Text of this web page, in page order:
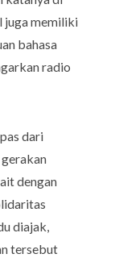
juga memiliki
bahasa
radio
dari
dengan
diajak,
tersebut